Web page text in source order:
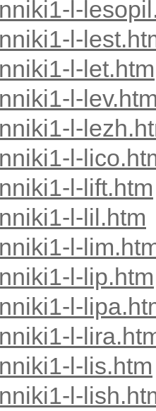
l-
l-
l-let.htm
l-
l-
l-
l-lift.htm
l-lil.htm
l-
l-lip.htm
l-
l-
l-lis.htm
l-